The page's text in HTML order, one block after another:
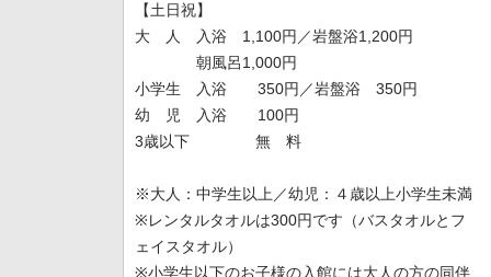
【土日祝】
大 人 入浴 1,100円／岩盤浴1,200円
朝風呂1,000円
小学生 入浴 350円／岩盤浴 350円
幼 児 入浴 100円
3歳以下 無 料
※大人：中学生以上／幼児：４歳以上小学生未満
※レンタルタオルは300円です（バスタオルとフ
ェイスタオル）
※小学生以下のお子様の入館には大人の方の同伴